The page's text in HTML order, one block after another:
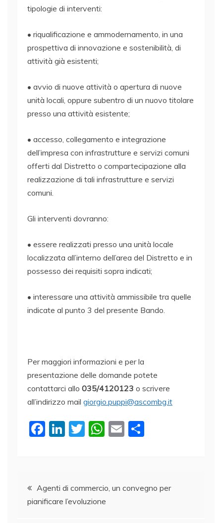
tipologie di interventi:
• riqualificazione e ammodernamento, in una
prospettiva di innovazione e sostenibilità, di
attività già esistenti;
• avvio di nuove attività o apertura di nuove
unità locali, oppure subentro di un nuovo titolare
presso una attività esistente;
• accesso, collegamento e integrazione
dell’impresa con infrastrutture e servizi comuni
offerti dal Distretto o compartecipazione alla
realizzazione di tali infrastrutture e servizi
comuni.
Gli interventi dovranno:
• essere realizzati presso una unità locale
localizzata all’interno dell’area del Distretto e in
possesso dei requisiti sopra indicati;
• interessare una attività ammissibile tra quelle
indicate al punto 3 del presente Bando.
Per maggiori informazioni e per la
presentazione delle domande potete
contattarci allo 035/4120123 o scrivere
all’indirizzo mail giorgio.puppi@ascombg.it
F
b
o
Li
dI
n
T
W
A
p
E
vi
Navigazione
articoli
Agenti di commercio, un convegno per
pianificare l’evoluzione